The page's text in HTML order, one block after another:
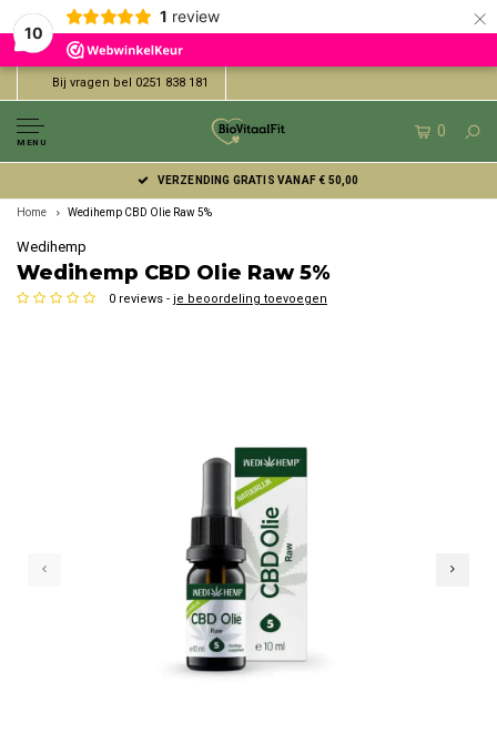
10
1 review ×
Bij vragen bel 0251 838 181
MENU
0
VERZENDING GRATIS VANAF € 50,00
Home Wedihemp CBD Olie Raw 5%
Wedihemp
Wedihemp CBD Olie Raw 5%
0 reviews - je beoordeling toevoegen